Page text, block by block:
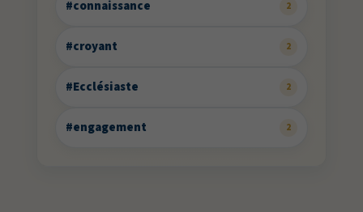
#connaissance 2
#croyant 2
#Ecclésiaste 2
#engagement 2